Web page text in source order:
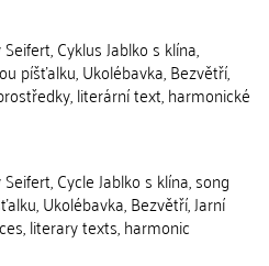
Cyklus Jablko s klína,
píšťalku, Ukolébavka, Bezvětří,
literární text, harmonické
Cycle Jablko s klína, song
Ukolébavka, Bezvětří, Jarní
literary texts, harmonic